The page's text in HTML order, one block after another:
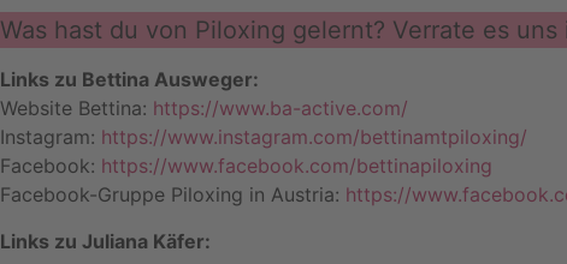
Was hast du von Piloxing gelernt? Verrate es
Links zu Bettina Ausweger:
Website Bettina: https://www.ba-active.com/
Instagram: https://www.instagram.com/bettinamtpiloxing/
Facebook: https://www.facebook.com/bettinapiloxing
Facebook-Gruppe Piloxing in Austria: https://
Links zu Juliana Käfer: